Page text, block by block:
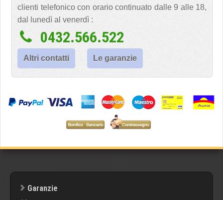
clienti telefonico con orario continuato dalle 9 alle 18,
dal lunedì al venerdì :
0432.566.522
Altri contatti Le garanzie
Garanzie